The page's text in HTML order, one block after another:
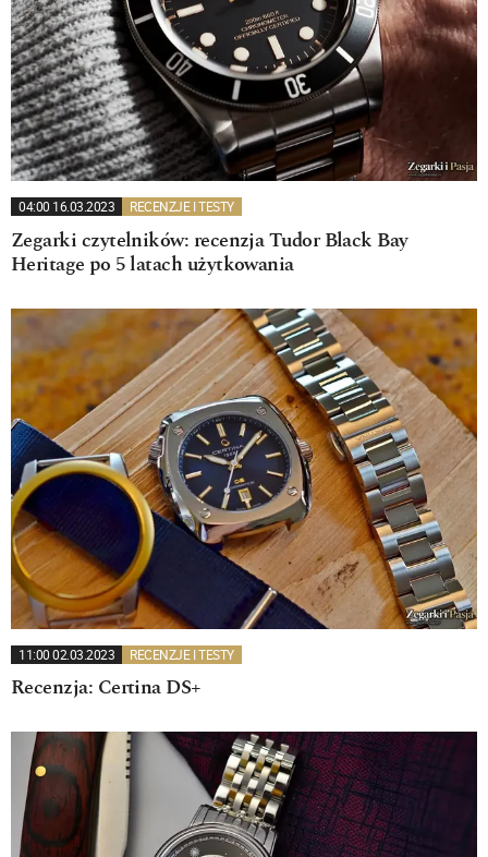
04:00 16.03.2023 RECENZJE I TESTY
Zegarki czytelników: recenzja Tudor Black Bay
Heritage po 5 latach użytkowania
11:00 02.03.2023 RECENZJE I TESTY
Recenzja: Certina DS+